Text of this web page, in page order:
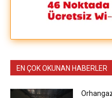
EN ÇOK OKUNAN HABERLER